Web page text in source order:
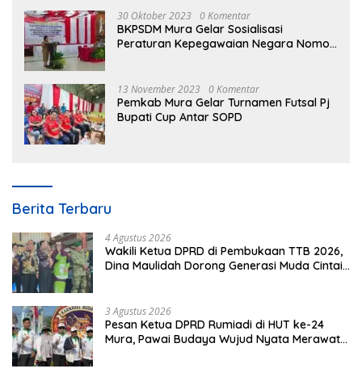
30 Oktober 2023 0 Komentar
BKPSDM Mura Gelar Sosialisasi
Peraturan Kepegawaian Negara Nomor
13 November 2023 0 Komentar
Pemkab Mura Gelar Turnamen Futsal Pj
Bupati Cup Antar SOPD
Berita Terbaru
4 Agustus 2026
Wakili Ketua DPRD di Pembukaan TTB 2026,
Dina Maulidah Dorong Generasi Muda Cintai
3 Agustus 2026
Pesan Ketua DPRD Rumiadi di HUT ke-24
Mura, Pawai Budaya Wujud Nyata Merawat